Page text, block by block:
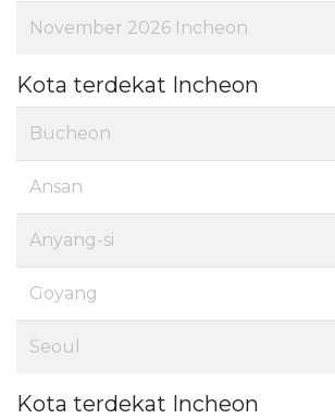
November 2026 Incheon
Kota terdekat Incheon
Bucheon
Ansan
Anyang-si
Goyang
Seoul
Kota terdekat Incheon